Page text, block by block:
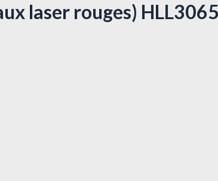
laser rouges)